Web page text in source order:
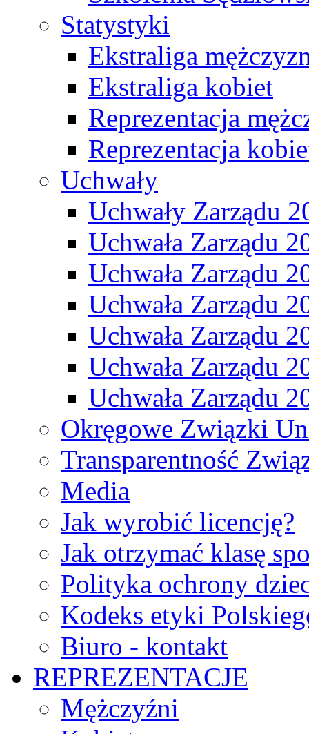
Statystyki
Ekstraliga
Ekstraliga kobiet
Reprezentacja
Reprezentacja
Uchwały
Uchwały Zarządu
Uchwała Zarządu
Uchwała Zarządu
Uchwała Zarządu
Uchwała Zarządu
Uchwała Zarządu
Uchwała Zarządu
Okręgowe Związki
Transparentność
Media
Jak wyrobić licencję?
Jak otrzymać klasę
Polityka ochrony
Kodeks etyki
Biuro - kontakt
REPREZENTACJE
Mężczyźni